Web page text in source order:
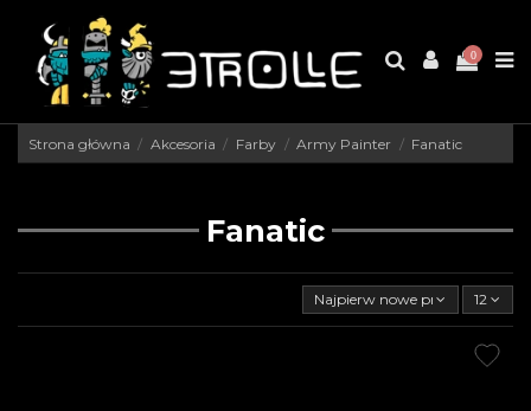
0
Strona główna Akcesoria Farby Army Painter Fanatic
Fanatic
Najpierw nowe produkty12